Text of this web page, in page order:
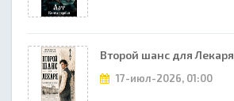
Второй шанс для Лекаря
17-июл-2026, 01:00